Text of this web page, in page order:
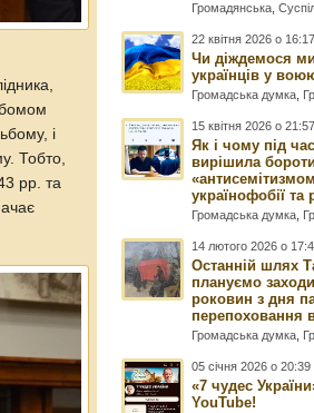
і
Тобто,
рр. та
Громадянська ,
22 квітня 2026 о 16:17
Чи діждемося
українців у
Громадська думка
15 квітня 2026 о 21:57
Як і чому під
вирішила
українофобії
Громадська думка
14 лютого 2026 о
Останній шлях
плануємо
роковин з дня
перепоховання в
Громадська думка
05 січня 2026 о 20:39
«7 чудес
YouTube!